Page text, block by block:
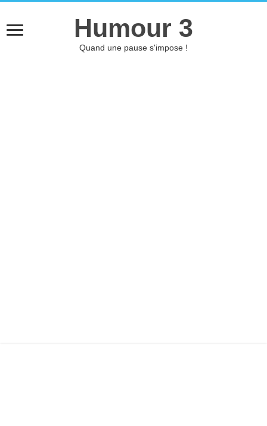
Humour 3
Quand une pause s'impose !